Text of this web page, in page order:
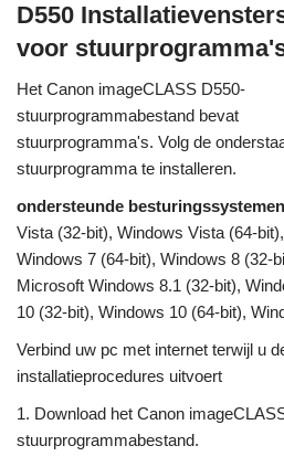
D550
voor
Het Canon imageCLASS D550-
stuurprogrammabestand bevat
stuurprogramma's. Volg de
stuurprogramma te installeren.
ondersteunde besturingssystemen
Vista (32-bit), Windows Vista (64-
Windows 7 (64-bit), Windows 8 (32-
Microsoft Windows 8.1 (32-bit),
10 (32-bit), Windows 10 (64-bit),
Verbind uw pc met internet terwijl u
installatieprocedures uitvoert
1. Download het Canon
stuurprogrammabestand.